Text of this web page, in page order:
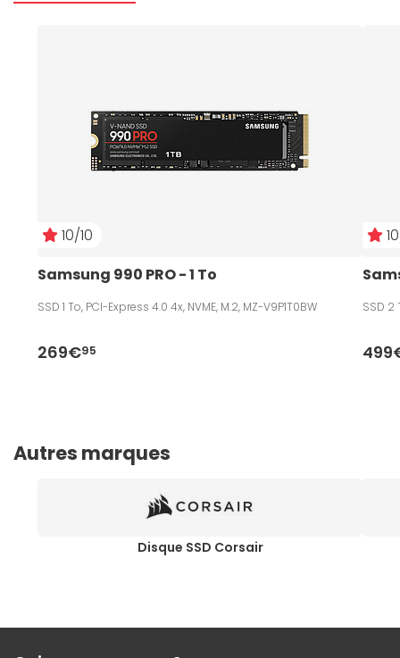
10/10
Samsung 990 PRO - 1 To
SSD 1 To, PCI-Express 4.0 4x, NVME, M.2, MZ-V9P1T0BW
269€95
SSD 2
Autres marques
Disque SSD Corsair